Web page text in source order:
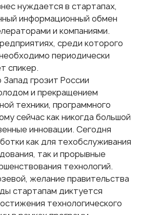
нуждается в стартапах,
информационный обмен
и компаниями.
среди которого
периодически
спикер.
грозит России
и прекращением
техники, программного
сейчас как никогда большой
инновации. Сегодня
как для техобслуживания
так и прорывные
технологий.
желание правительства
стартапам диктуется
технологического